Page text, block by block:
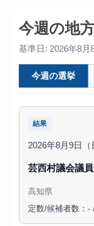
今週の地
基準日: 2026年8月
今週の選挙
結果
2026年8月9日（
芸西村議会議
高知県
定数/候補者数：-